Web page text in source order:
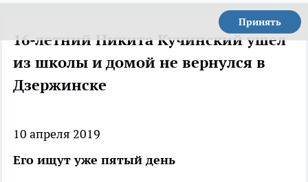
Принять
16-летний Никита Кучинский ушел
из школы и домой не вернулся в
Дзержинске
10 апреля 2019
Его ищут уже пятый день